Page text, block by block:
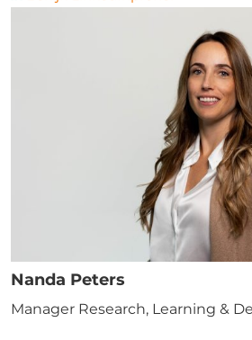
Nanda Peters
Manager Research, Learning &